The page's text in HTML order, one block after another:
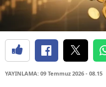
YAYINLAMA: 09 Temmuz 2026 - 08.15